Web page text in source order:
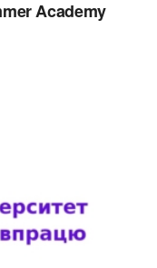
Academy